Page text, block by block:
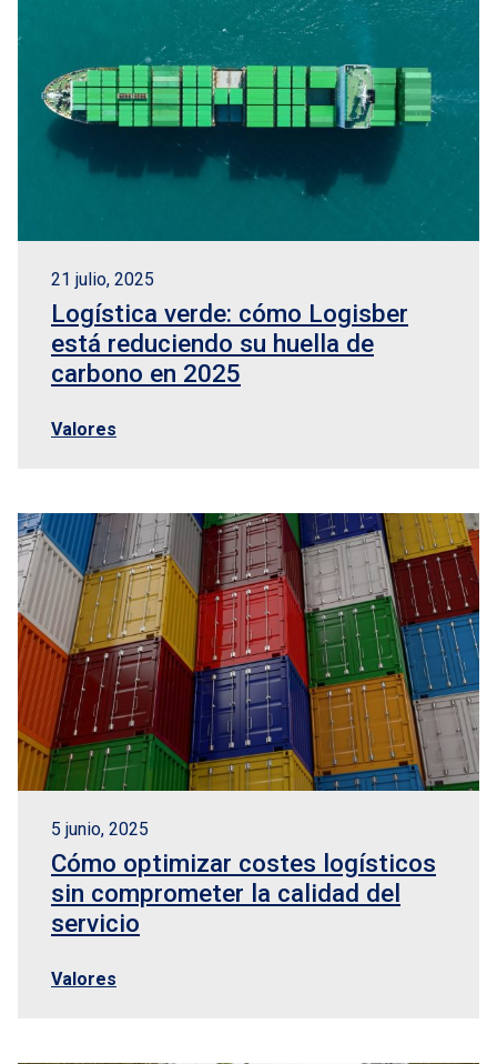
Logisber NEO
21 julio, 2025
Logística verde: cómo Logisber
está reduciendo su huella de
carbono en 2025
Valores
5 junio, 2025
Cómo optimizar costes logísticos
sin comprometer la calidad del
servicio
Valores